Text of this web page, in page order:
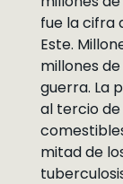
fue la cifra
Este.
millones
guerra. La
al tercio de
mitad de